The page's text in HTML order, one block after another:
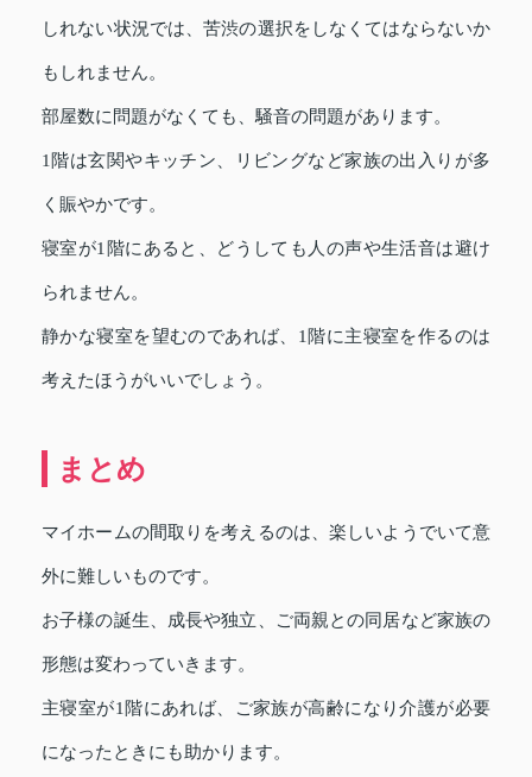
しれない状況では、苦渋の選択をしなくてはならないか
もしれません。
部屋数に問題がなくても、騒音の問題があります。
1階は玄関やキッチン、リビングなど家族の出入りが多
く賑やかです。
寝室が1階にあると、どうしても人の声や生活音は避け
られません。
静かな寝室を望むのであれば、1階に主寝室を作るのは
考えたほうがいいでしょう。
まとめ
マイホームの間取りを考えるのは、楽しいようでいて意
外に難しいものです。
お子様の誕生、成長や独立、ご両親との同居など家族の
形態は変わっていきます。
主寝室が1階にあれば、ご家族が高齢になり介護が必要
になったときにも助かります。